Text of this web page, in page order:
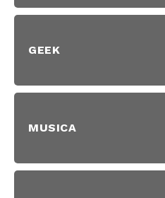
GEEK
MUSICA